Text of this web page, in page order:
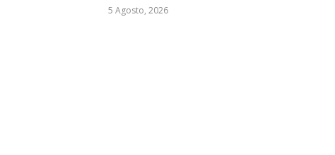
5 Agosto, 2026